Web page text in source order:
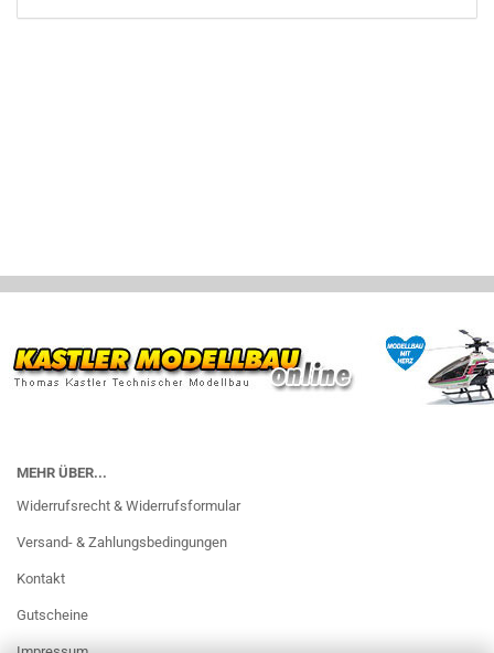
MEHR ÜBER...
Widerrufsrecht & Widerrufsformular
Versand- & Zahlungsbedingungen
Kontakt
Gutscheine